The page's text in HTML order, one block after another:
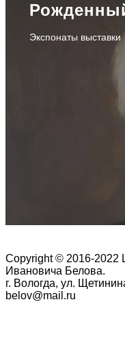
Экспонаты выставки
Copyright © 2016-2022
Ивановича Белова.
г. Вологда, ул.
belov@mail.ru